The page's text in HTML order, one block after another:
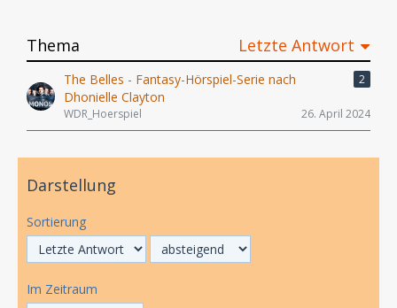
Thema Letzte Antwort
The Belles - Fantasy-Hörspiel-Serie nach
Dhonielle Clayton
2
WDR_Hoerspiel 26. April 2024
Darstellung
Sortierung
Im Zeitraum